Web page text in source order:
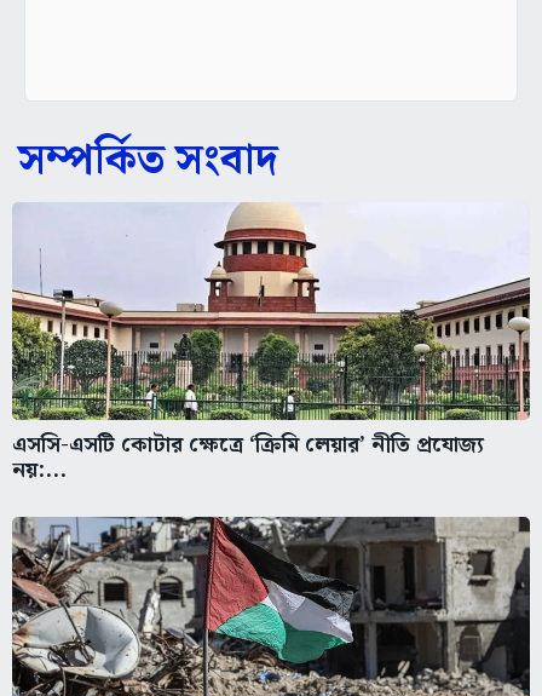
সম্পর্কিত সংবাদ
এসসি-এসটি কোটার ক্ষেত্রে ‘ক্রিমি লেয়ার’ নীতি প্রযোজ্য
নয়:...